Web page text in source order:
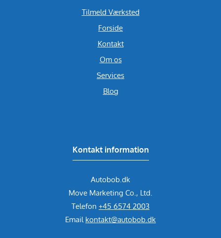
Tilmeld Værksted
Forside
Kontakt
Om os
Services
Blog
Kontakt information
Autobob.dk
Move Marketing Co., Ltd.
Telefon +45 6574 2003
Email kontakt@autobob.dk